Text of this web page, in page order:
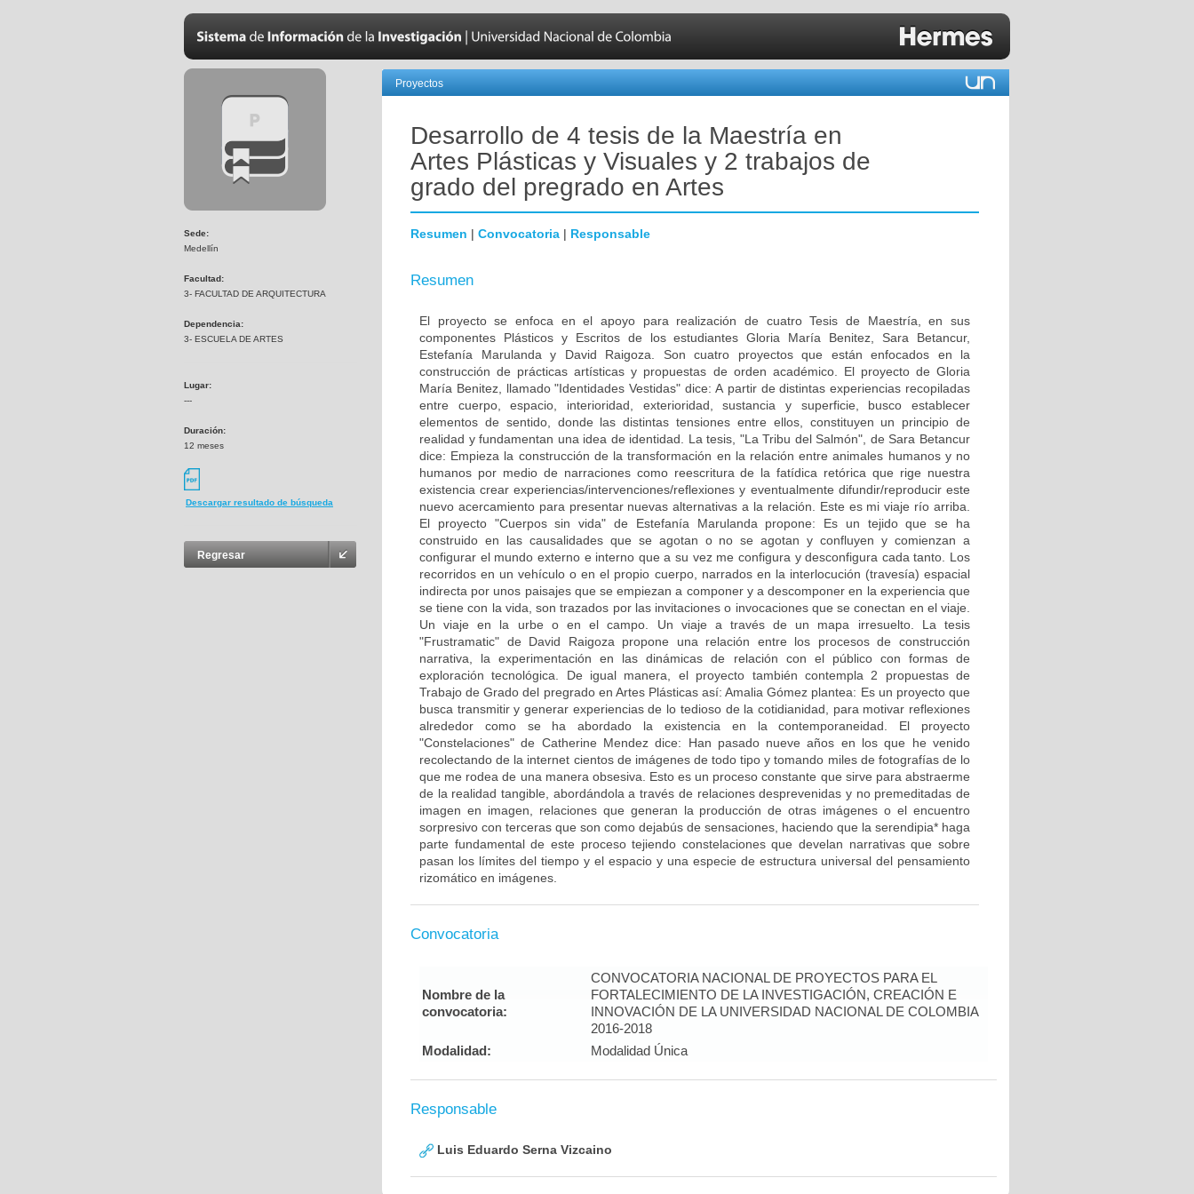
Sede:
Medellín
Facultad:
3- FACULTAD DE ARQUITECTURA
Dependencia:
3- ESCUELA DE ARTES
Lugar:
---
Duración:
12 meses
Descargar resultado de búsqueda
Regresar
Proyectos
Desarrollo de 4 tesis de la Maestría en
Artes Plásticas y Visuales y 2 trabajos de
grado del pregrado en Artes
Resumen | Convocatoria | Responsable
Resumen
El proyecto se enfoca en el apoyo para realización de cuatro Tesis de Maestría, en sus
componentes Plásticos y Escritos de los estudiantes Gloria María Benitez, Sara Betancur,
Estefanía Marulanda y David Raigoza. Son cuatro proyectos que están enfocados en la
construcción de prácticas artísticas y propuestas de orden académico. El proyecto de Gloria
María Benitez, llamado "Identidades Vestidas" dice: A partir de distintas experiencias recopiladas
entre cuerpo, espacio, interioridad, exterioridad, sustancia y superficie, busco establecer
elementos de sentido, donde las distintas tensiones entre ellos, constituyen un principio de
realidad y fundamentan una idea de identidad. La tesis, "La Tribu del Salmón", de Sara Betancur
dice: Empieza la construcción de la transformación en la relación entre animales humanos y no
humanos por medio de narraciones como reescritura de la fatídica retórica que rige nuestra
existencia crear experiencias/intervenciones/reflexiones y eventualmente difundir/reproducir este
nuevo acercamiento para presentar nuevas alternativas a la relación. Este es mi viaje río arriba.
El proyecto "Cuerpos sin vida" de Estefanía Marulanda propone: Es un tejido que se ha
construido en las causalidades que se agotan o no se agotan y confluyen y comienzan a
configurar el mundo externo e interno que a su vez me configura y desconfigura cada tanto. Los
recorridos en un vehículo o en el propio cuerpo, narrados en la interlocución (travesía) espacial
indirecta por unos paisajes que se empiezan a componer y a descomponer en la experiencia que
se tiene con la vida, son trazados por las invitaciones o invocaciones que se conectan en el viaje.
Un viaje en la urbe o en el campo. Un viaje a través de un mapa irresuelto. La tesis
"Frustramatic" de David Raigoza propone una relación entre los procesos de construcción
narrativa, la experimentación en las dinámicas de relación con el público con formas de
exploración tecnológica. De igual manera, el proyecto también contempla 2 propuestas de
Trabajo de Grado del pregrado en Artes Plásticas así: Amalia Gómez plantea: Es un proyecto que
busca transmitir y generar experiencias de lo tedioso de la cotidianidad, para motivar reflexiones
alrededor como se ha abordado la existencia en la contemporaneidad. El proyecto
"Constelaciones" de Catherine Mendez dice: Han pasado nueve años en los que he venido
recolectando de la internet cientos de imágenes de todo tipo y tomando miles de fotografías de lo
que me rodea de una manera obsesiva. Esto es un proceso constante que sirve para abstraerme
de la realidad tangible, abordándola a través de relaciones desprevenidas y no premeditadas de
imagen en imagen, relaciones que generan la producción de otras imágenes o el encuentro
sorpresivo con terceras que son como dejabús de sensaciones, haciendo que la serendipia* haga
parte fundamental de este proceso tejiendo constelaciones que develan narrativas que sobre
pasan los límites del tiempo y el espacio y una especie de estructura universal del pensamiento
rizomático en imágenes.
Convocatoria
Nombre de la
convocatoria:
CONVOCATORIA NACIONAL DE PROYECTOS PARA EL
FORTALECIMIENTO DE LA INVESTIGACIÓN, CREACIÓN E
INNOVACIÓN DE LA UNIVERSIDAD NACIONAL DE COLOMBIA
2016-2018
Modalidad:
Modalidad Única
Responsable
Luis Eduardo Serna Vizcaino